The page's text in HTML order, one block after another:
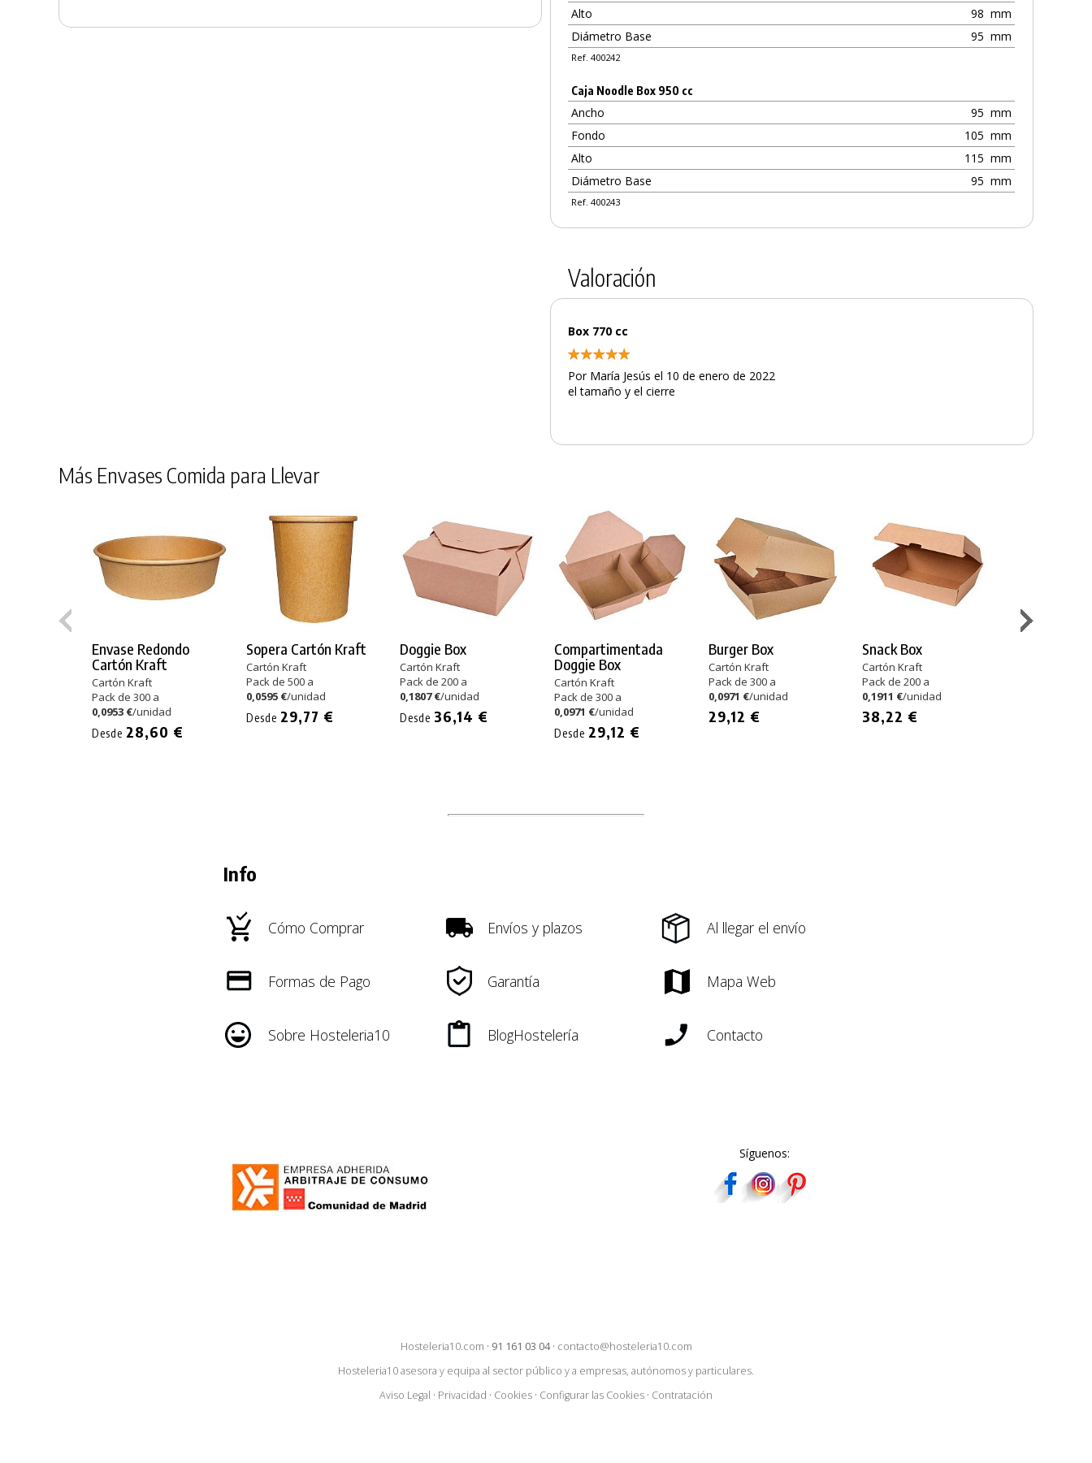
Alto
98 mm
Diámetro Base
95 mm
Ref. 400242
Caja Noodle Box 950 cc
Ancho 95 mm
Fondo
105 mm
Alto
115 mm
Diámetro Base
95 mm
Ref. 400243
Valoración
Box 770 cc
Por María Jesús el 10 de enero de 2022
el tamaño y el cierre
Más Envases Comida para Llevar
Envase Redondo
Cartón Kraft
Cartón Kraft
Pack de 300 a
0,0953 €/unidad
Desde 28,60 €
Sopera Cartón Kraft
Cartón Kraft
Pack de 500 a
0,0595 €/unidad
Desde 29,77 €
Doggie Box
Cartón Kraft
Pack de 200 a
0,1807 €/unidad
Desde 36,14 €
Compartimentada
Doggie Box
Cartón Kraft
Pack de 300 a
0,0971 €/unidad
Desde 29,12 €
Burger Box
Cartón Kraft
Pack de 300 a
0,0971 €/unidad
29,12 €
Snack Box
Cartón Kraft
Pack de 200 a
0,1911 €/unidad
38,22 €
Info
Cómo Comprar Envíos y plazos Al llegar el envío
Formas de Pago Garantía Mapa Web
Sobre Hosteleria10 BlogHostelería Contacto
Síguenos:
Hosteleria10.com · 91 161 03 04· contacto@hosteleria10.com
Hosteleria10 asesora y equipa al sector público y a empresas, autónomos y particulares.
Aviso Legal · Privacidad · Cookies · Configurar las Cookies · Contratación